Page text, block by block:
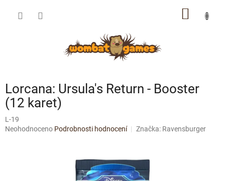
Lorcana: Ursula's Return - Booster
(12 karet)
L-19
Průměrné
Neohodnoceno Podrobnosti hodnocení Značka: Ravensburger